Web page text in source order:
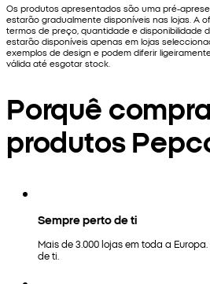
Os produtos apresentados são uma pré-
estarão gradualmente disponíveis nas lojas. A
termos de preço, quantidade e disponibilidade
estarão disponíveis apenas em lojas
exemplos de design e podem diferir
válida até esgotar stock.
Porquê
produtos
Sempre perto de ti
Mais de 3.000 lojas em toda a
de ti.